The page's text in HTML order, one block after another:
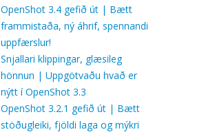
OpenShot 3.4 gefið út | Bætt
frammistaða, ný áhrif, spennandi
uppfærslur!
Snjallari klippingar, glæsileg
hönnun | Uppgötvaðu hvað er
nýtt í OpenShot 3.3
OpenShot 3.2.1 gefið út | Bætt
stöðugleiki, fjöldi laga og mýkri